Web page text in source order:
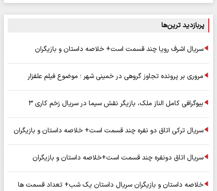
پربازدید ترین‌ها
سریال اشرف رویا چند قسمت است+ خلاصه داستان و بازیگران
مروری بر پرونده تجاوز گروهی در خمینی شهر ؛ موضوع فیلم علفزار
بیوگرافی کامل الناز ملک، بازیگر نقش سیما در سریال زخم کاری ۳
سریال ترکی اتاق دو نفره چند قسمت است+ خلاصه داستان و بازیگران
سریال اتاق دونفره چند قسمت است+خلاصه داستان و بازیگران
خلاصه داستان و بازیگران سریال داستان یک شب+ تعداد قسمت ها